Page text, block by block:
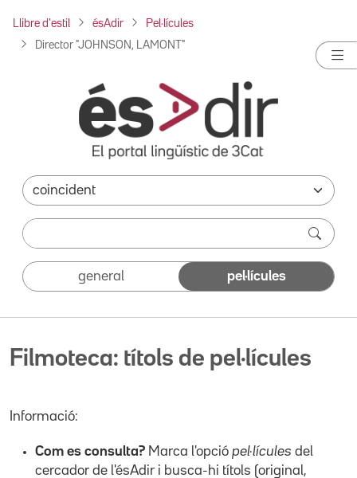
Llibre d'estil ésAdir Pel·lícules
Director "JOHNSON, LAMONT"
general pel·lícules
Filmoteca: títols de pel·lícules
Informació:
Com es consulta? Marca l'opció pel·lícules del
cercador de l'ésAdir i busca-hi títols (original,